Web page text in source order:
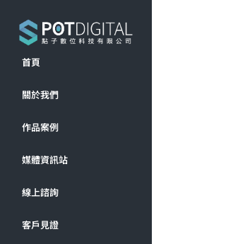
首頁
關於我們
作品案例
媒體資訊站
線上諮詢
客戶見證